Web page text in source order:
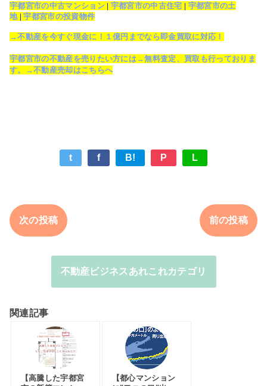
宇都宮市の中古マンション| 宇都宮市の中古住宅 | 宇都宮市の土
地|宇都宮市の投資物件
→不動産を今すぐ現金に！１億円までなら即金買取に対応！
宇都宮市の不動産を売りたい方には→無料査定、買取も行っておりま
す。→不動産売却はこちらへ
t f B! P L
次の投稿 前の投稿
不動産ビジネスあれこれカテゴリ
関連記事
【高騰した宇都宮
【都心マンション